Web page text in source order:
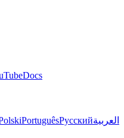
Docs
PortuguêsРусскийالعربية